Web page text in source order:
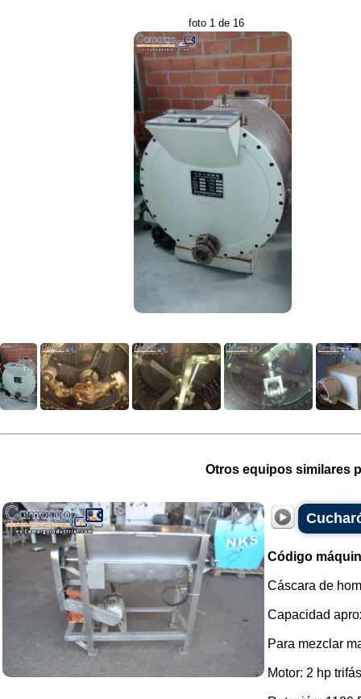
foto 1 de 16
Otros equipos similares
Código
Cáscara de
Capacidad
Para mezclar
Motor: 2 hp